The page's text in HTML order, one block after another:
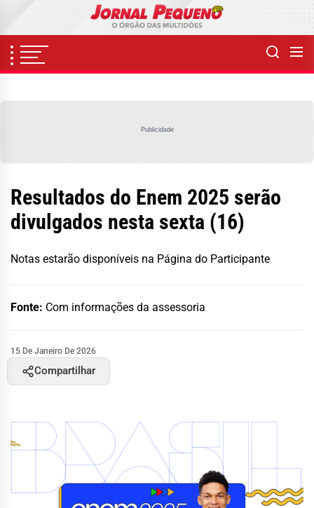
content
Publicidade
Resultados do Enem 2025 serão
divulgados nesta sexta (16)
Notas estarão disponíveis na Página do Participante
Fonte: Com informações da assessoria
15 De Janeiro De 2026
Compartilhar